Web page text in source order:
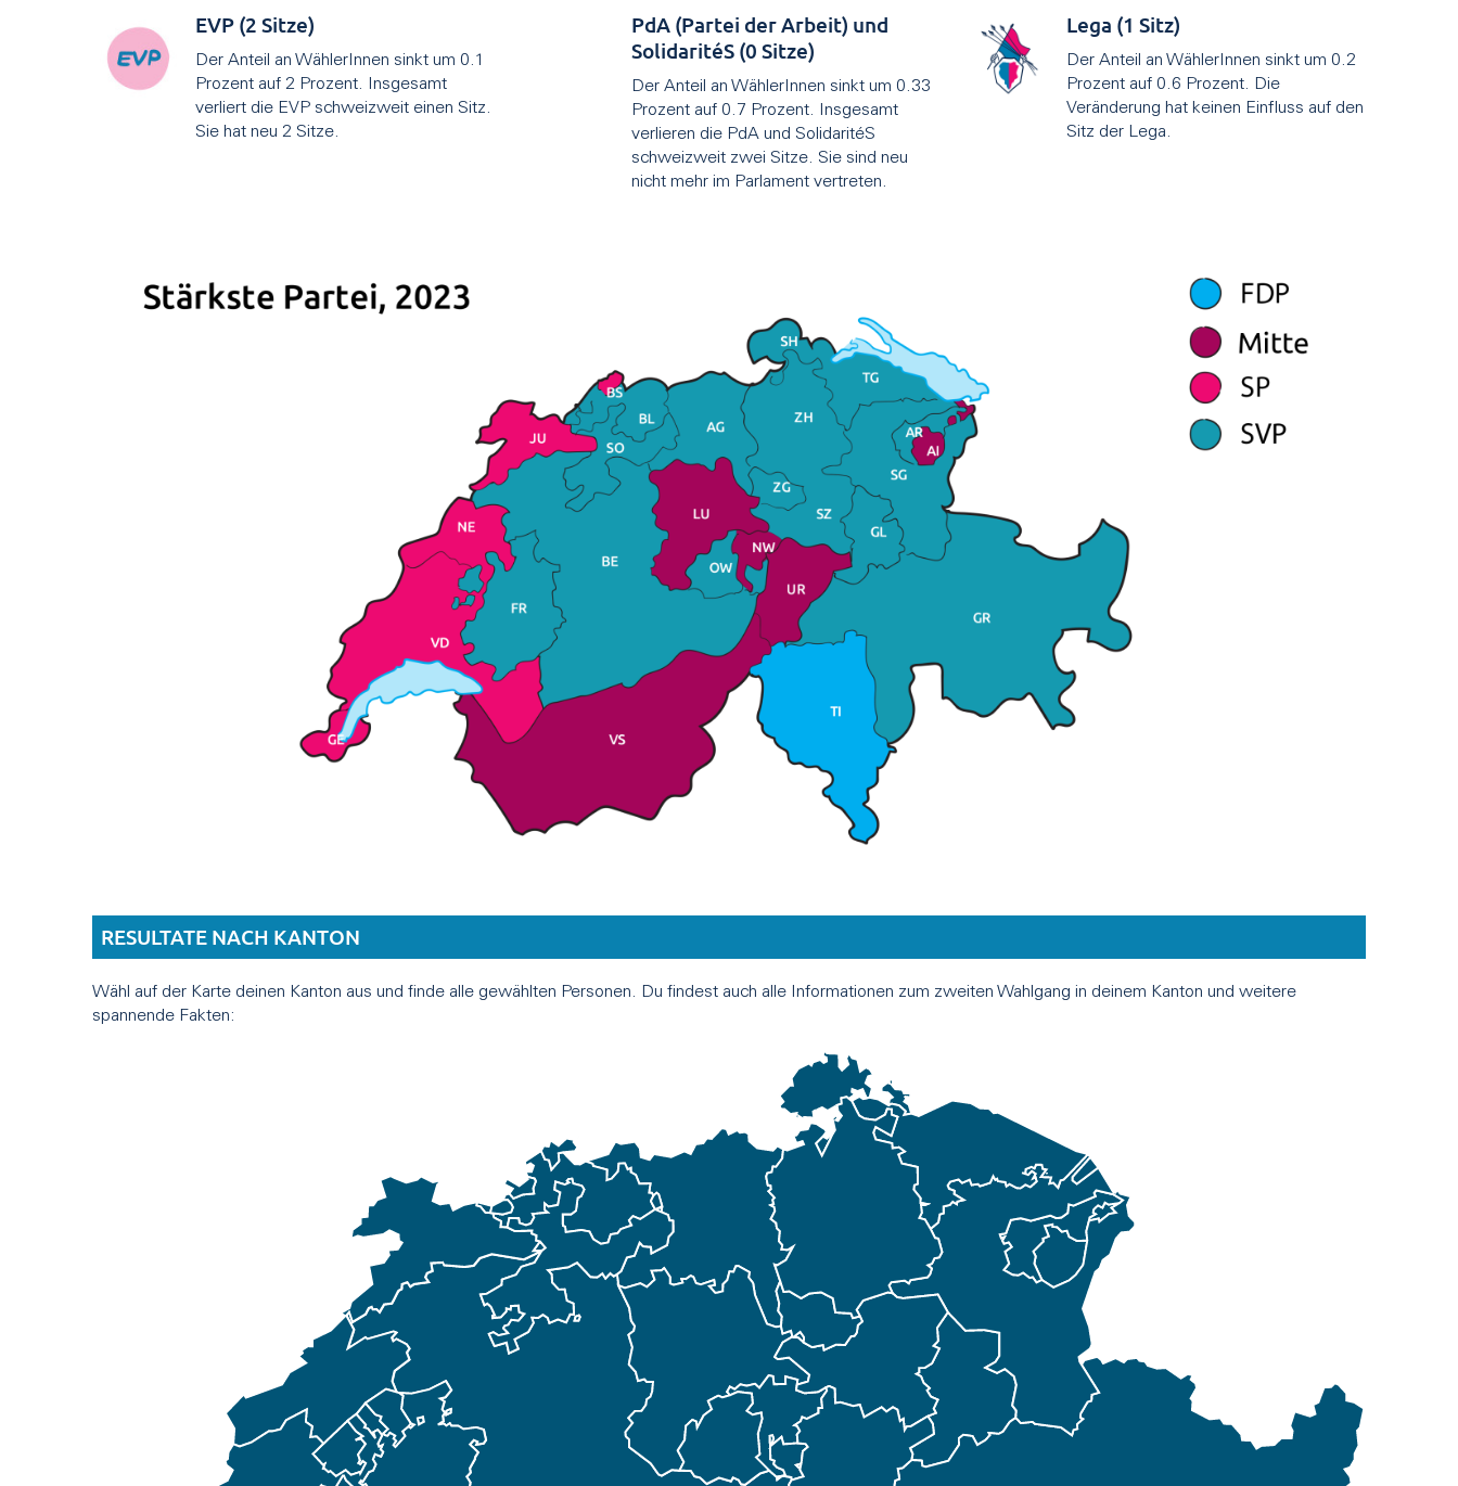
EVP (2 Sitze)
Der Anteil an WählerInnen sinkt um 0.1
Prozent auf 2 Prozent. Insgesamt
verliert die EVP schweizweit einen Sitz.
Sie hat neu 2 Sitze.
PdA (Partei der Arbeit) und
SolidaritéS (0 Sitze)
Der Anteil an WählerInnen sinkt um 0.33
Prozent auf 0.7 Prozent. Insgesamt
verlieren die PdA und SolidaritéS
schweizweit zwei Sitze. Sie sind neu
nicht mehr im Parlament vertreten.
Lega (1 Sitz)
Der Anteil an WählerInnen sinkt um 0.2
Prozent auf 0.6 Prozent. Die
Veränderung hat keinen Einfluss auf den
Sitz der Lega.
RESULTATE NACH KANTON
Wähl auf der Karte deinen Kanton aus und finde alle gewählten Personen. Du findest auch alle Informationen zum zweiten Wahlgang in deinem Kanton und weitere
spannende Fakten: